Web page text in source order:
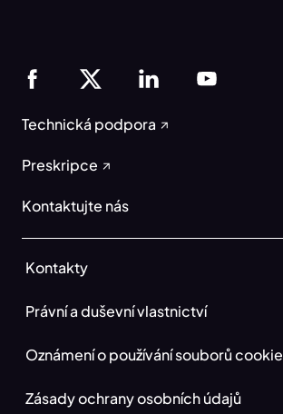
Technická podpora
Preskripce
Kontaktujte nás
Kontakty
Právní a duševní vlastnictví
Oznámení o používání souborů cookie
Zásady ochrany osobních údajů